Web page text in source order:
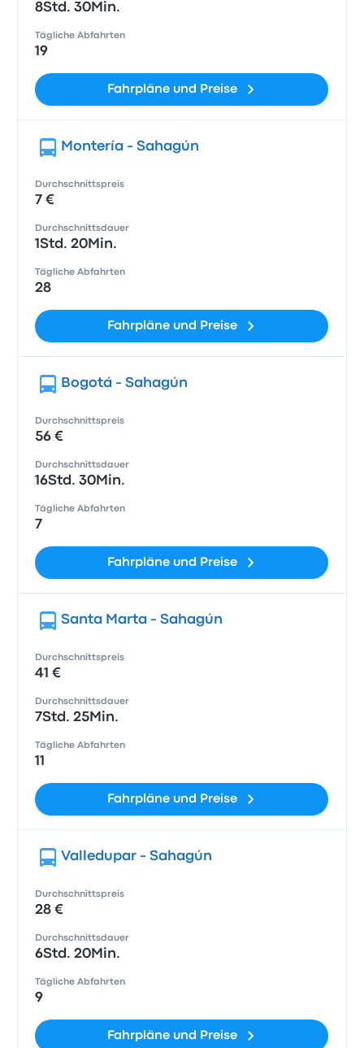
8Std. 30Min.
Tägliche Abfahrten
19
Fahrpläne und Preise
Montería - Sahagún
Durchschnittspreis
7 €
Durchschnittsdauer
1Std. 20Min.
Tägliche Abfahrten
28
Fahrpläne und Preise
Bogotá - Sahagún
Durchschnittspreis
56 €
Durchschnittsdauer
16Std. 30Min.
Tägliche Abfahrten
7
Fahrpläne und Preise
Santa Marta - Sahagún
Durchschnittspreis
41 €
Durchschnittsdauer
7Std. 25Min.
Tägliche Abfahrten
11
Fahrpläne und Preise
Valledupar - Sahagún
Durchschnittspreis
28 €
Durchschnittsdauer
6Std. 20Min.
Tägliche Abfahrten
9
Fahrpläne und Preise